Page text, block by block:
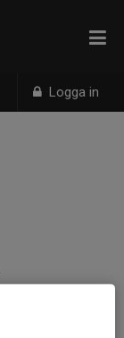
Logga in